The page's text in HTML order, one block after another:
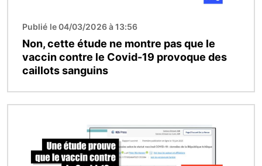
Publié le 04/03/2026 à 13:56
Non, cette étude ne montre pas que le
vaccin contre le Covid-19 provoque des
caillots sanguins